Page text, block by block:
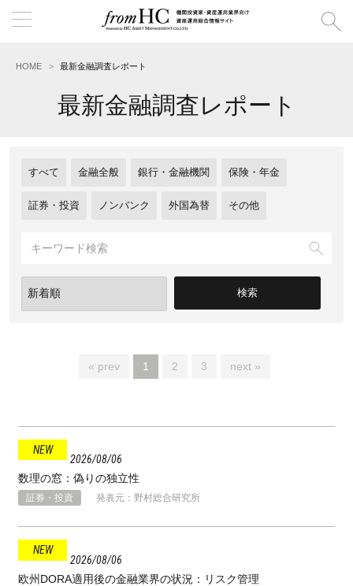
HOME 最新金融調査レポート
最新金融調査レポート
すべて 金融全般 銀行・金融機関 保険・年金
証券・投資 ノンバンク 外国為替 その他
« prev 1 2 3 next »
2026 08 06
数理の窓：偽りの独立性
証券・投資 発表元：野村総合研究所
2026 08 06
欧州DORA適用後の金融業界の状況：リスク管理